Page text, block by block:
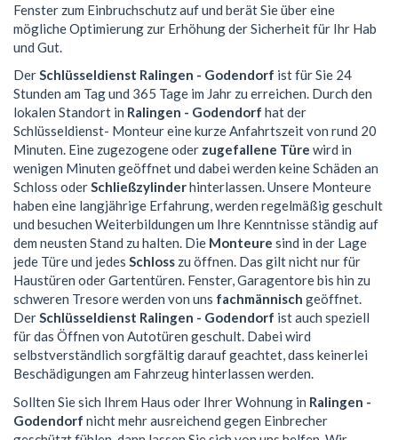
Fenster zum Einbruchschutz auf und berät Sie über eine
mögliche Optimierung zur Erhöhung der Sicherheit für Ihr Hab
und Gut.
DerSchlüsseldienst Ralingen - Godendorf ist für Sie 24
Stunden am Tag und 365 Tage im Jahr zu erreichen. Durch den
lokalen Standort in Ralingen - Godendorf hat der
Schlüsseldienst- Monteur eine kurze Anfahrtszeit von rund 20
Minuten. Eine zugezogene oder zugefallene Türe wird in
wenigen Minuten geöffnet und dabei werden keine Schäden an
Schloss oderSchließzylinderhinterlassen. Unsere Monteure
haben eine langjährige Erfahrung, werden regelmäßig geschult
und besuchen Weiterbildungen um Ihre Kenntnisse ständig auf
dem neusten Stand zu halten. Die Monteure sind in der Lage
jede Türe und jedes Schloss zu öffnen. Das gilt nicht nur für
Haustüren oder Gartentüren. Fenster, Garagentore bis hin zu
schweren Tresore werden von uns fachmännisch geöffnet.
DerSchlüsseldienst Ralingen - Godendorf ist auch speziell
für das Öffnen von Autotüren geschult. Dabei wird
selbstverständlich sorgfältig darauf geachtet, dass keinerlei
Beschädigungen am Fahrzeug hinterlassen werden.
Sollten Sie sich Ihrem Haus oder Ihrer Wohnung in Ralingen -
Godendorf nicht mehr ausreichend gegen Einbrecher